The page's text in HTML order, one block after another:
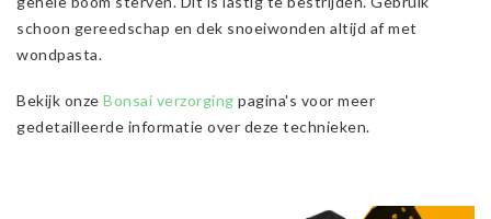
schoon gereedschap en dek snoeiwonden altijd af met
wondpasta.
Bekijk onze Bonsai verzorging pagina's voor meer
gedetailleerde informatie over deze technieken.